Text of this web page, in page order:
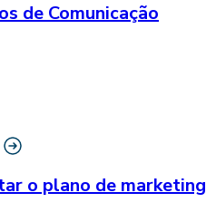
de Comunicação
o plano de marketing